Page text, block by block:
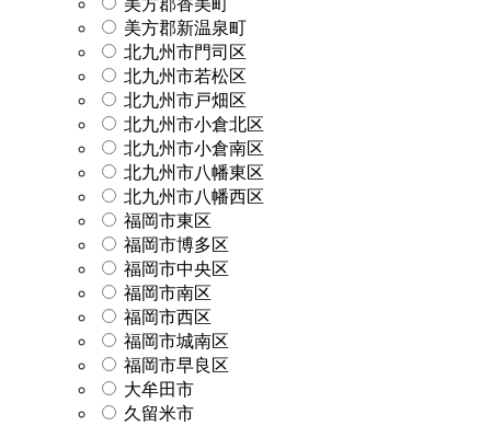
美方郡新温泉町
北九州市門司区
北九州市若松区
北九州市戸畑区
北九州市小倉北区
北九州市小倉南区
北九州市八幡東区
北九州市八幡西区
福岡市東区
福岡市博多区
福岡市中央区
福岡市南区
福岡市西区
福岡市城南区
福岡市早良区
大牟田市
久留米市